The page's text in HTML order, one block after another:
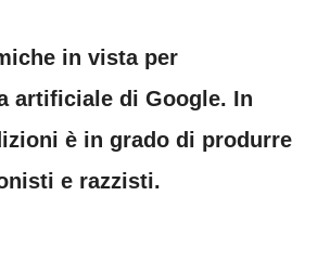
in vista per
artificiale di Google. In
è in grado di produrre
e razzisti.